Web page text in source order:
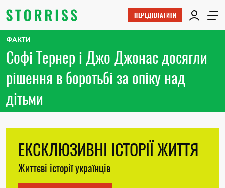
ПЕРЕДПЛАТИТИ
ФАКТИ
Софі Тернер і Джо Джонас досягли
рішення в боротьбі за опіку над
дітьми
ЕКСКЛЮЗИВНІ ІСТОРІЇ ЖИТТЯ
Життєві історії українців